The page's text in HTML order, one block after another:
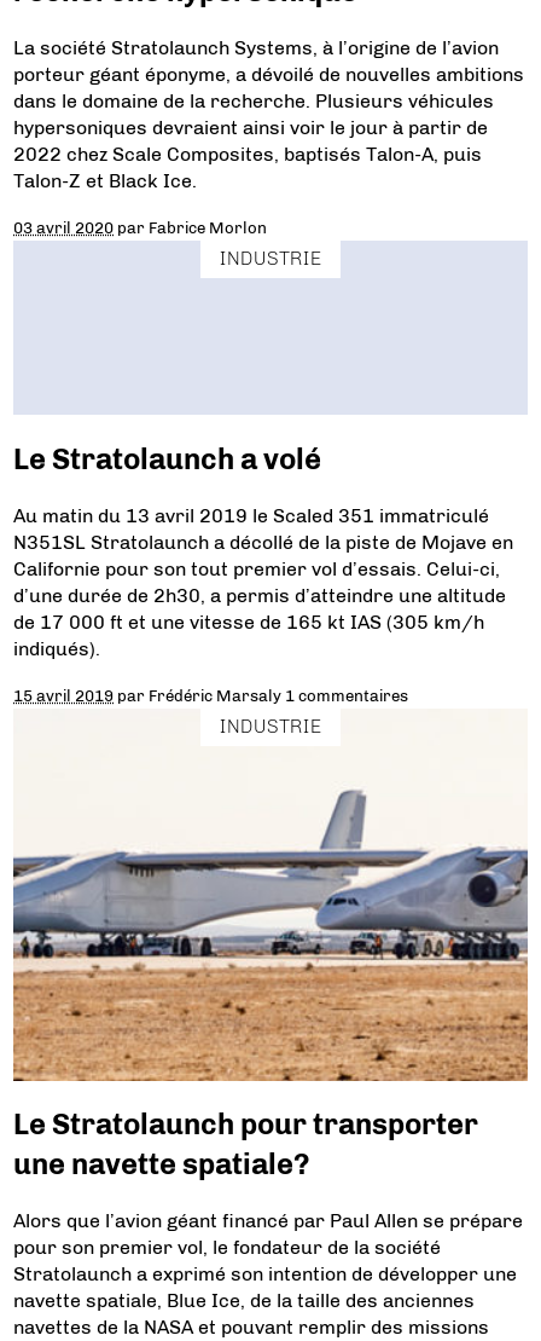
La société Stratolaunch Systems, à l’origine de l’avion
porteur géant éponyme, a dévoilé de nouvelles ambitions
dans le domaine de la recherche. Plusieurs véhicules
hypersoniques devraient ainsi voir le jour à partir de
2022 chez Scale Composites, baptisés Talon-A, puis
Talon-Z et Black Ice.
03 avril 2020 par Fabrice Morlon
INDUSTRIE
Le Stratolaunch a volé
Au matin du 13 avril 2019 le Scaled 351 immatriculé
N351SL Stratolaunch a décollé de la piste de Mojave en
Californie pour son tout premier vol d’essais. Celui-ci,
d’une durée de 2h30, a permis d’atteindre une altitude
de 17 000 ft et une vitesse de 165 kt IAS (305 km/h
indiqués).
15 avril 2019 par Frédéric Marsaly 1 commentaires
INDUSTRIE
Le Stratolaunch pour transporter
une navette spatiale?
Alors que l’avion géant financé par Paul Allen se prépare
pour son premier vol, le fondateur de la société
Stratolaunch a exprimé son intention de développer une
navette spatiale, Blue Ice, de la taille des anciennes
navettes de la NASA et pouvant remplir des missions